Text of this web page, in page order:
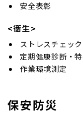
安全表彰
<衛生>
ストレスチェック
定期健康診断・
作業環境測定
保安防災